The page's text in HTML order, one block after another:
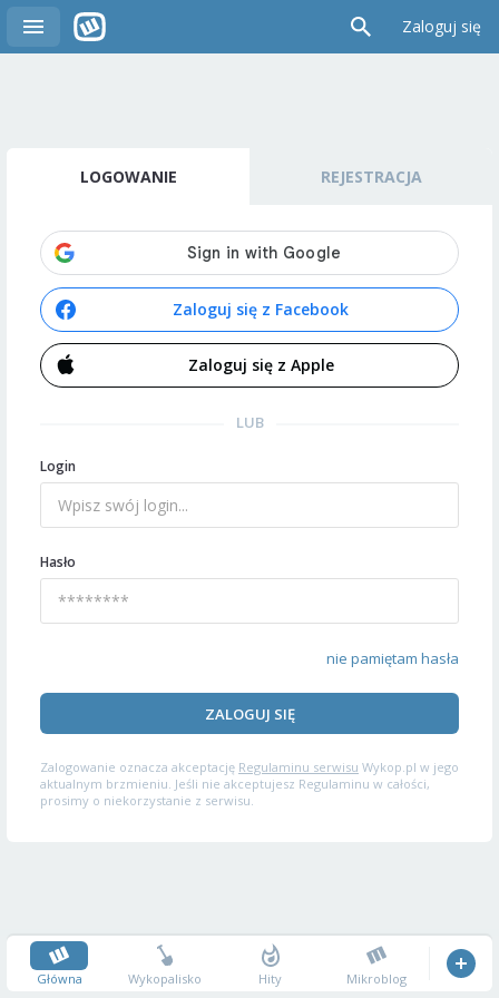
Zaloguj się
LOGOWANIE REJESTRACJA
Zaloguj się z Facebook
Zaloguj się z Apple
LUB
Login
Hasło
nie pamiętam hasła
ZALOGUJ SIĘ
Zalogowanie oznacza akceptację Regulaminu serwisu Wykop.pl w jego
aktualnym brzmieniu. Jeśli nie akceptujesz Regulaminu w całości,
prosimy o niekorzystanie z serwisu.
Główna Wykopalisko Hity Mikroblog